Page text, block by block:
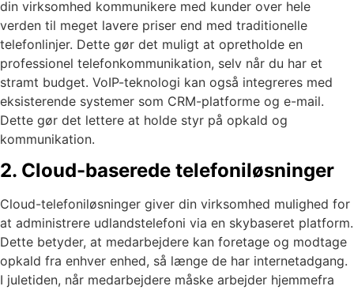
din virksomhed kommunikere med kunder over hele
verden til meget lavere priser end med traditionelle
telefonlinjer. Dette gør det muligt at opretholde en
professionel telefonkommunikation, selv når du har et
stramt budget. VoIP-teknologi kan også integreres med
eksisterende systemer som CRM-platforme og e-mail.
Dette gør det lettere at holde styr på opkald og
kommunikation.
2. Cloud-baserede telefoniløsninger
Cloud-telefoniløsninger giver din virksomhed mulighed for
at administrere udlandstelefoni via en skybaseret platform.
Dette betyder, at medarbejdere kan foretage og modtage
opkald fra enhver enhed, så længe de har internetadgang.
I juletiden, når medarbejdere måske arbejder hjemmefra